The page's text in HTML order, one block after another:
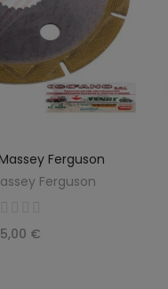
AL CARRELLO
Ferguson
Ferguson
€